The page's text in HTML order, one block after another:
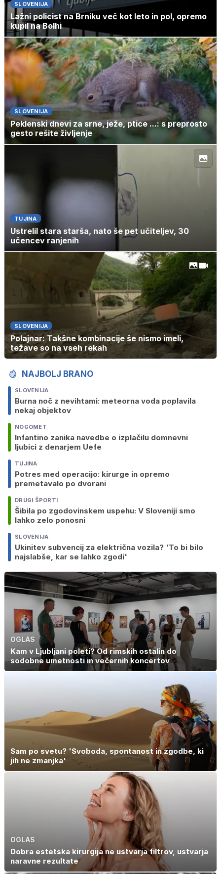
SLOVENIJA
Lažni policist na Brniku več kot leto in pol, opremo
kupil na Bolhi
SLOVENIJA
Peklenski dnevi za srne, ježe, ptice ...: s preprosto
gesto rešite življenje
TUJINA
Ustrelil stara starša, nato še pet učiteljev, 30
učencev ranjenih
SLOVENIJA
Polajnar: Takšne kombinacije še nismo imeli,
težave so na vseh rekah
NAJBOLJ BRANO
SLOVENIJA
Burna noč z nevihtami: meteorna voda poplavila
nekaj objektov
NOGOMET
Infantino zanika navedbe o izplačilu domnevni
ljubici z denarjem Uefe
TUJINA
Potres med operacijo: kirurge in opremo
premetavalo po dvorani
DRUGI ŠPORTI
Šibila po zgodovinskem uspehu: V Sloveniji smo
lahko zelo ponosni
SLOVENIJA
Ukinitev subvencij za električna vozila? 'To bi bilo
najslabše, kar se lahko zgodi'
OGLAS
Kam v Ljubljani poleti? Od rimskih ostalin do
sodobne umetnosti in večernih koncertov
Sam po svetu? 'Svoboda, spontanost in zgodbe, ki
jih ne zmanjka'
OGLAS
Dobra estetska kirurgija ne ustvarja filtrov, ustvarja
naravne rezultate